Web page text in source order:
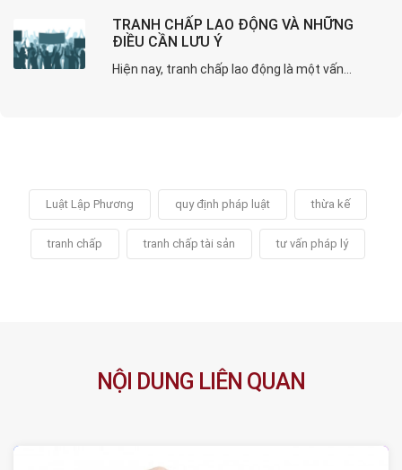
TRANH CHẤP LAO ĐỘNG VÀ NHỮNG
ĐIỀU CẦN LƯU Ý
Hiện nay, tranh chấp lao động là một vấn...
Luật Lập Phương quy định pháp luật thừa kế
tranh chấp tranh chấp tài sản tư vấn pháp lý
NỘI DUNG LIÊN QUAN